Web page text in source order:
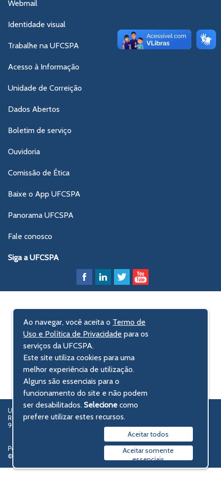
Webmail
Identidade visual
Trabalhe na UFCSPA
Acesso à Informação
Unidade de Correição
Dados Abertos
Boletim de serviço
Ouvidoria
Comissão de Ética
Baixe o App UFCSPA
Panorama UFCSPA
Fale conosco
Siga a UFCSPA
UFCSPA – Universidade Federal de Ciências da Saúde de Porto Alegre
Rua Sarmento Leite, 245 - Centro Histórico
90050-170 Porto Alegre, RS, Brasil
Política de privacidade
© 2009-2026 UFCSPA
Ao navegar, você aceita o Termo de
Uso e Política de Privacidade para os
serviços da UFCSPA.
Este site utiliza cookies para uma
melhor experiência de utilização.
Alguns são essenciais para o
funcionamento do site e não podem
ser desabilitados.Selecionecomo
prefere utilizar estes recursos.
Aceitar todos
Aceitar somente
essenciais